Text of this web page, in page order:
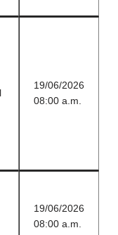
19/06/2026
08:00 a.m.
19/06/2026
08:00 a.m.